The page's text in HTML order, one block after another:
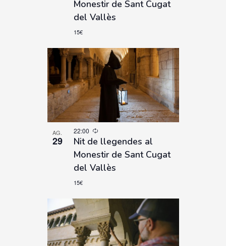
Monestir de Sant Cugat
del Vallès
15€
AG.
29
22:00
Nit de llegendes al
Monestir de Sant Cugat
del Vallès
15€